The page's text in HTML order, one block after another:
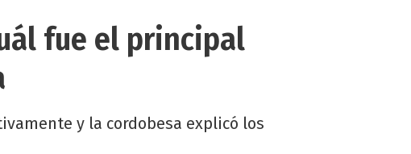
fue el principal
y la cordobesa explicó los